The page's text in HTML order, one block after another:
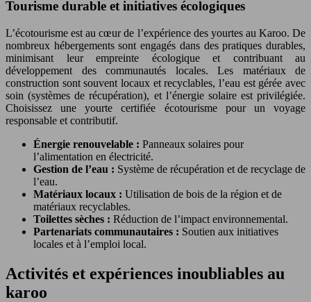
Tourisme durable et initiatives écologiques
L’écotourisme est au cœur de l’expérience des yourtes au Karoo. De
nombreux hébergements sont engagés dans des pratiques durables,
minimisant leur empreinte écologique et contribuant au
développement des communautés locales. Les matériaux de
construction sont souvent locaux et recyclables, l’eau est gérée avec
soin (systèmes de récupération), et l’énergie solaire est privilégiée.
Choisissez une yourte certifiée écotourisme pour un voyage
responsable et contributif.
Énergie renouvelable : Panneaux solaires pour
l’alimentation en électricité.
Gestion de l’eau : Système de récupération et de recyclage de
l’eau.
Matériaux locaux : Utilisation de bois de la région et de
matériaux recyclables.
Toilettes sèches : Réduction de l’impact environnemental.
Partenariats communautaires : Soutien aux initiatives
locales et à l’emploi local.
Activités et expériences inoubliables au
karoo